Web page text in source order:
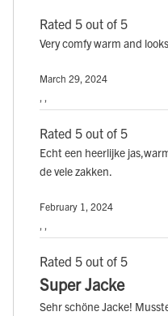
Rated 5 out of 5
Very comfy warm and
March 29, 2024
Rated 5 out of 5
Echt een heerlijke
de vele zakken.
February 1, 2024
Rated 5 out of 5
Super Jacke
Sehr schöne Jacke!